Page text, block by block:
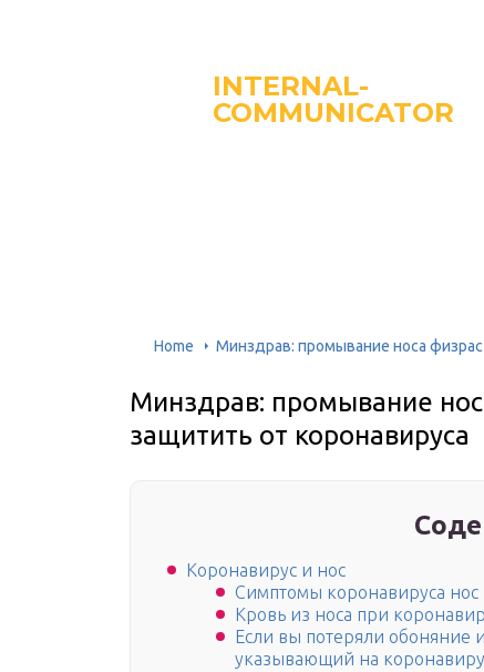
INTERNAL-
COMMUNICATOR
Home Минздрав: промывание носа
Минздрав: промывание
защитить от коронавируса
Коронавирус и нос
Симптомы коронавируса нос
Кровь из носа при
Если вы потеряли обоняние
указывающий на